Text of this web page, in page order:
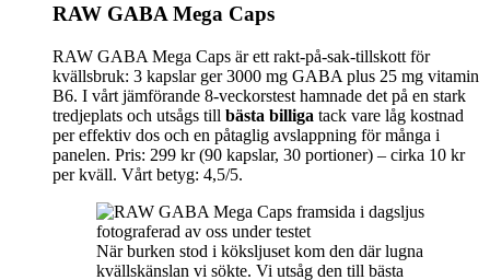
RAW GABA Mega Caps
RAW GABA Mega Caps är ett rakt-på-sak-tillskott för
kvällsbruk: 3 kapslar ger 3000 mg GABA plus 25 mg vitamin
B6. I vårt jämförande 8‑veckorstest hamnade det på en stark
tredjeplats och utsågs till bästa billiga tack vare låg kostnad
per effektiv dos och en påtaglig avslappning för många i
panelen. Pris: 299 kr (90 kapslar, 30 portioner) – cirka 10 kr
per kväll. Vårt betyg: 4,5/5.
När burken stod i köksljuset kom den där lugna
kvällskänslan vi sökte. Vi utsåg den till bästa